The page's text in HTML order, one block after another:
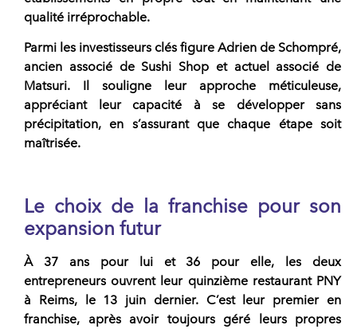
qualité irréprochable.
Parmi les investisseurs clés figure Adrien de Schompré,
ancien associé deSushi Shop et actuel associé de
Matsuri. Il souligne leur approche méticuleuse,
appréciant leur capacité à se développer sans
précipitation, en s’assurant que chaque étape soit
maîtrisée.
Le choix de la franchise pour son
expansion futur
À 37 ans pour lui et 36 pour elle, les deux
entrepreneurs ouvrent leur quinzième restaurant PNY
à Reims, le 13 juin dernier. C’est leur premier en
franchise, après avoir toujours géré leurs propres